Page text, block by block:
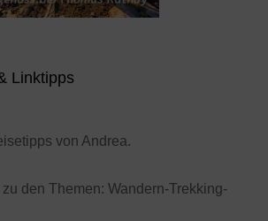
Linktipps
von Andrea.
den Themen: Wandern-Trekking-